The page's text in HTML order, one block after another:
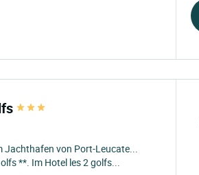
Jachthafen von Port-Leucate...
**. Im Hotel les 2 golfs...